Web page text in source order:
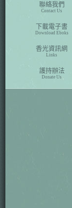
聯絡我們
Contact Us
下載電子書
Download Eboks
香光資訊網
Links
護持辦法
Donate Us